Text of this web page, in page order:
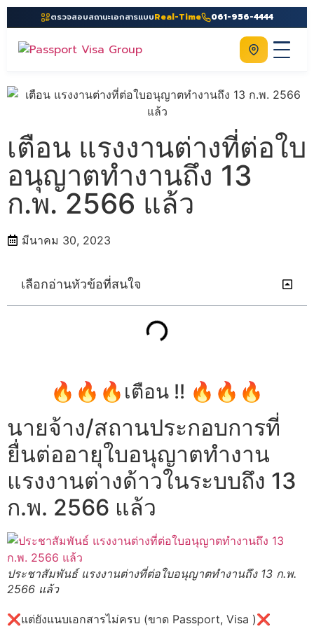
ตรวจสอบสถานะเอกสารแบบReal-Time 061-956-4444
Home
บริการ
คู่มือ
ความรู้
ประเทศ
ติดต่อเรา
เตือน แรงงานต่างที่ต่อใบ
อนุญาตทำงานถึง 13
ก.พ. 2566 แล้ว
มีนาคม 30, 2023
เลือกอ่านหัวข้อที่สนใจ
🔥🔥🔥เตือน !! 🔥🔥🔥
นายจ้าง/สถานประกอบการที่
ยื่นต่ออายุใบอนุญาตทำงาน
แรงงานต่างด้าวในระบบถึง 13
ก.พ. 2566 แล้ว
ประชาสัมพันธ์ แรงงานต่างที่ต่อใบอนุญาตทำงานถึง 13 ก.พ.
2566 แล้ว
❌แต่ยังแนบเอกสารไม่ครบ (ขาด Passport, Visa )❌